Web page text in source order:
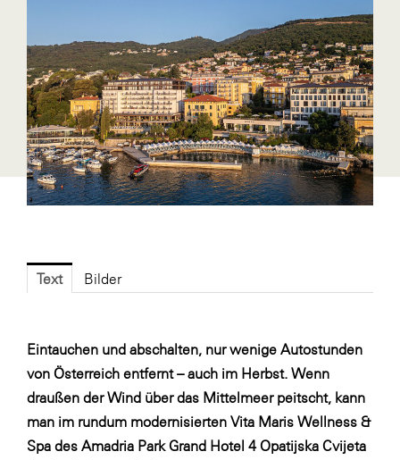
FRoSTA
FV Energierohstoff & Kraftstoff
Gardena
Gas Connect Austria
GBV - Verband gemeinnütziger
Bauvereinigungen
ikp
JELD-WEN DANA
kosaplaner
Libro
Text Bilder
Eintauchen und abschalten, nur wenige Autostunden
von Österreich entfernt – auch im Herbst. Wenn
draußen der Wind über das Mittelmeer peitscht, kann
man im rundum modernisierten Vita Maris Wellness &
Spa des Amadria Park Grand Hotel 4 Opatijska Cvijeta